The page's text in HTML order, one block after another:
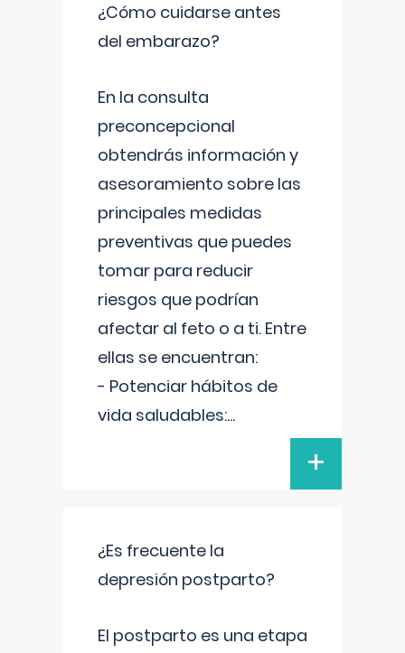
¿Cómo cuidarse antes
del embarazo?
En la consulta
preconcepcional
obtendrás información y
asesoramiento sobre las
principales medidas
preventivas que puedes
tomar para reducir
riesgos que podrían
afectar al feto o a ti. Entre
ellas se encuentran:
- Potenciar hábitos de
vida saludables:...
+
¿Es frecuente la
depresión postparto?
El postparto es una etapa